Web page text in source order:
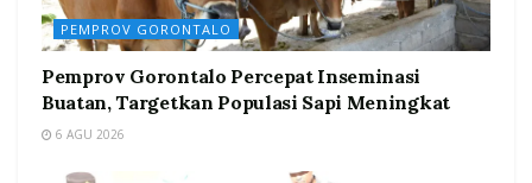
PEMPROV GORONTALO
Pemprov Gorontalo Percepat Inseminasi
Buatan, Targetkan Populasi Sapi Meningkat
6 AGU 2026